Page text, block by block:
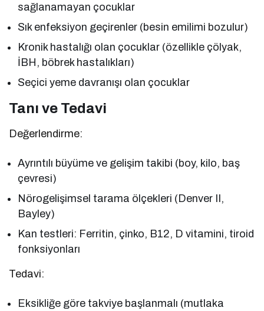
sağlanamayan çocuklar
Sık enfeksiyon geçirenler (besin emilimi bozulur)
Kronik hastalığı olan çocuklar (özellikle çölyak,
İBH, böbrek hastalıkları)
Seçici yeme davranışı olan çocuklar
Tanı ve Tedavi
Değerlendirme:
Ayrıntılı büyüme ve gelişim takibi (boy, kilo, baş
çevresi)
Nörogelişimsel tarama ölçekleri (Denver II,
Bayley)
Kan testleri: Ferritin, çinko, B12, D vitamini, tiroid
fonksiyonları
Tedavi:
Eksikliğe göre takviye başlanmalı (mutlaka